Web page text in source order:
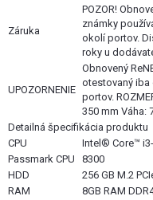
Záruka
POZOR!
známky
okolí portov.
roky u
UPOZORNENIE
Obnovený
otestovaný iba
portov.
350 mm Váha:
Detailná špecifikácia produktu
CPU
Intel® Core™
Passmark CPU
8300
HDD
256 GB M.2
RAM
8GB RAM